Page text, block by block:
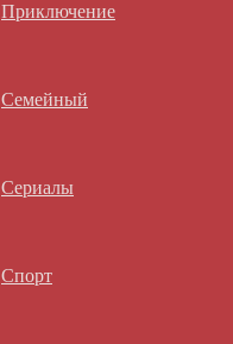
Приключение
Семейный
Сериалы
Спорт